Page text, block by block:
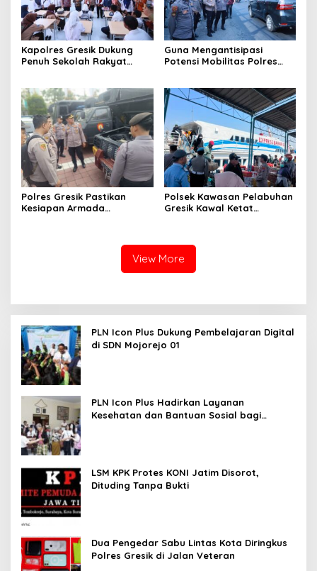
Kapolres Gresik Dukung
Penuh Sekolah Rakyat
Berkualitas
Guna Mengantisipasi
Potensi Mobilitas Polres
Polres Gresik Pastikan
Kesiapan Armada
Polsek Kawasan Pelabuhan
Gresik Kawal Ketat
View More
PLN Icon Plus Dukung Pembelajaran Digital
di SDN Mojorejo 01
PLN Icon Plus Hadirkan Layanan
Kesehatan dan Bantuan Sosial bagi
LSM KPK Protes KONI Jatim Disorot,
Dituding Tanpa Bukti
Dua Pengedar Sabu Lintas Kota Diringkus
Polres Gresik di Jalan Veteran